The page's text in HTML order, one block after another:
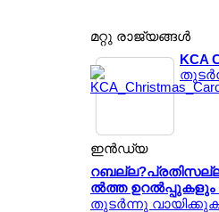
മറ്റു രാജ്യങ്ങള്‍
KCA
ഇന്‍ഡ്യ
ല്‍ത്ത ഉറല്‍പ്പുകളും
തുടര്‍ന്നു